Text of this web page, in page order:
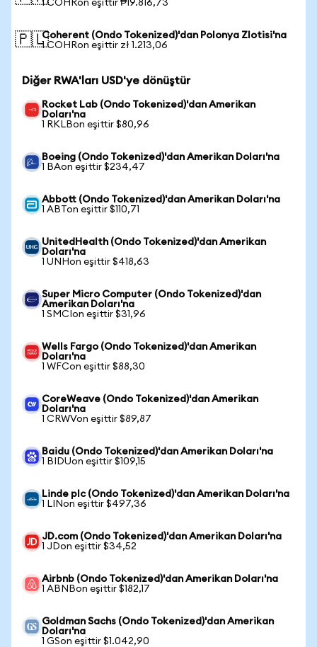
1 COHRon eşittir ₱19.816,73
🇵🇱Coherent (Ondo Tokenized)'dan Polonya Zlotisi'na
1 COHRon eşittir zł 1.213,06
Diğer RWA'ları USD'ye dönüştür
Rocket Lab (Ondo Tokenized)'dan Amerikan
Doları'na
1 RKLBon eşittir $80,96
Boeing (Ondo Tokenized)'dan Amerikan Doları'na
1 BAon eşittir $234,47
Abbott (Ondo Tokenized)'dan Amerikan Doları'na
1 ABTon eşittir $110,71
UnitedHealth (Ondo Tokenized)'dan Amerikan
Doları'na
1 UNHon eşittir $418,63
Super Micro Computer (Ondo Tokenized)'dan
Amerikan Doları'na
1 SMCIon eşittir $31,96
Wells Fargo (Ondo Tokenized)'dan Amerikan
Doları'na
1 WFCon eşittir $88,30
CoreWeave (Ondo Tokenized)'dan Amerikan
Doları'na
1 CRWVon eşittir $89,87
Baidu (Ondo Tokenized)'dan Amerikan Doları'na
1 BIDUon eşittir $109,15
Linde plc (Ondo Tokenized)'dan Amerikan Doları'na
1 LINon eşittir $497,36
JD.com (Ondo Tokenized)'dan Amerikan Doları'na
1 JDon eşittir $34,52
Airbnb (Ondo Tokenized)'dan Amerikan Doları'na
1 ABNBon eşittir $182,17
Goldman Sachs (Ondo Tokenized)'dan Amerikan
Doları'na
1 GSon eşittir $1.042,90